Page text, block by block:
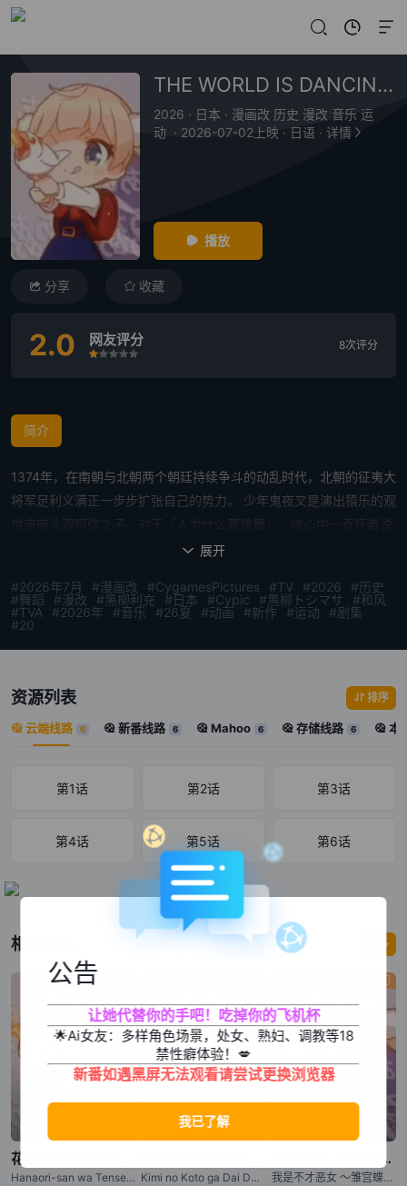
THE WORLD IS DANCING 世界在起舞
2026 · 日本 · 漫画改 历史 漫改 音乐 运
动 · 2026-07-02上映 · 日语 · 详情
播放
分享 收藏
2.0 网友评分
很差较差还行
推荐
力荐
8次评分
简介
1374年，在南朝与北朝两个朝廷持续争斗的动乱时代，北朝的征夷大
将军足利义满正一步步扩张自己的势力。 少年鬼夜叉是演出猿乐的观
不清的疑惑，却始终找不到答案。直到某一天，他遇见了「美好」的
己软弱的同时，逐渐创造出属于无常乱世的新型舞艺。 由三原和人创
作，连载于《Morning》的震撼「能」漫画，终于动画化！唯有动画
发灰姑娘》《光逝去的夏天》的Cypic，以及豪华的声优阵容所带来
的超高质量动画即将盛放。 这是在日后创造出「能」的世阿弥还被称
为鬼夜叉之时，或许曾真实发生过的故事——一个跨越六百年，流传
いが続く动乱の时代、北朝の征夷大将军・足利义満は着々と権力を
少年、鬼夜叉。「なぜ人は舞うのか」ぼんやりした疑问を抱えなが
ら、気持ちの晴れない日々を过ごしていたが、ある日『よい』舞に
出会う。好奇心の强い美しき少年は人と出会い、笑い、泣き、自分
の情けなさと向き合いながら、无常の世に生きる新しい舞を形作っ
ていく― 三原和人によるモーニング刊行の衝撃的『能』漫画がつい
にアニメ化！アニメでしか见られない跃动感のある舞・謡い、心が
动くシーンの数々―『舟を编む』『バクテン!!』の黒柳トシマサ
Picturesさらに豪华キャストでお届けする最高クオリティのアニメ
ーションが今、花开く。 これは后に『能』を生み出す世阿弥が鬼夜
叉と呼ばれていた顷にあったかもしれない、600年の时を経て続い
 展开
#2026年7月 #漫画改 #CygamesPictures #TV #2026
#历史
#舞蹈
#漫改 #黑柳利充 #日本 #Cypic #黒柳トシマサ
#和风
#TVA
#2026年 #音乐 #26夏 #动画 #新作 #运动
#剧集
#20
资源列表 排序
云端线路 6 新番线路 6 Mahoo 6 存储线路 6 本
第1话 第2话 第3话
第4话 第5话 第6话
相关影片 更多
Hanaori-san wa Tensei shitemo Kenka ga Shitai / Hanaori-san Still Wants to Fight in the Next Life / 花织同学转生后还是想干架
第29集
Kimi no Koto ga Dai Dai Dai Dai Daisuki na 100-nin no Kanojo 3
奇幻
恶女不才，请多关照 ～雏宫蝶鼠换身传～
我是不才恶女 ～雏宫蝶鼠互换传～ / 虽然我是不完美恶女 ～雏宫蝶鼠替换传～ / Though I Am an Inept Villainess: Tale of the Butterfly-Rat Body Swap in the Maiden Court / Futsutsuka na Akujo dewa Gozaimasu ga: Suuguu Chouso Torikae Den
公告
让她代替你的手吧！吃掉你的飞机杯
🌟Ai女友：多样角色场景，处女、熟妇、调教等18
禁性癖体验！💋
新番如遇黑屏无法观看请尝试更换浏览器